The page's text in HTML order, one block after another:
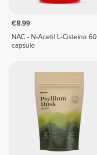
€8.99
NAC - N-Acetil L-Cisteina 60
capsule